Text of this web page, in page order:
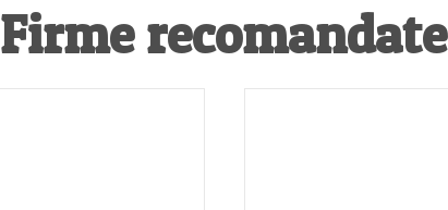
Firme recomandate